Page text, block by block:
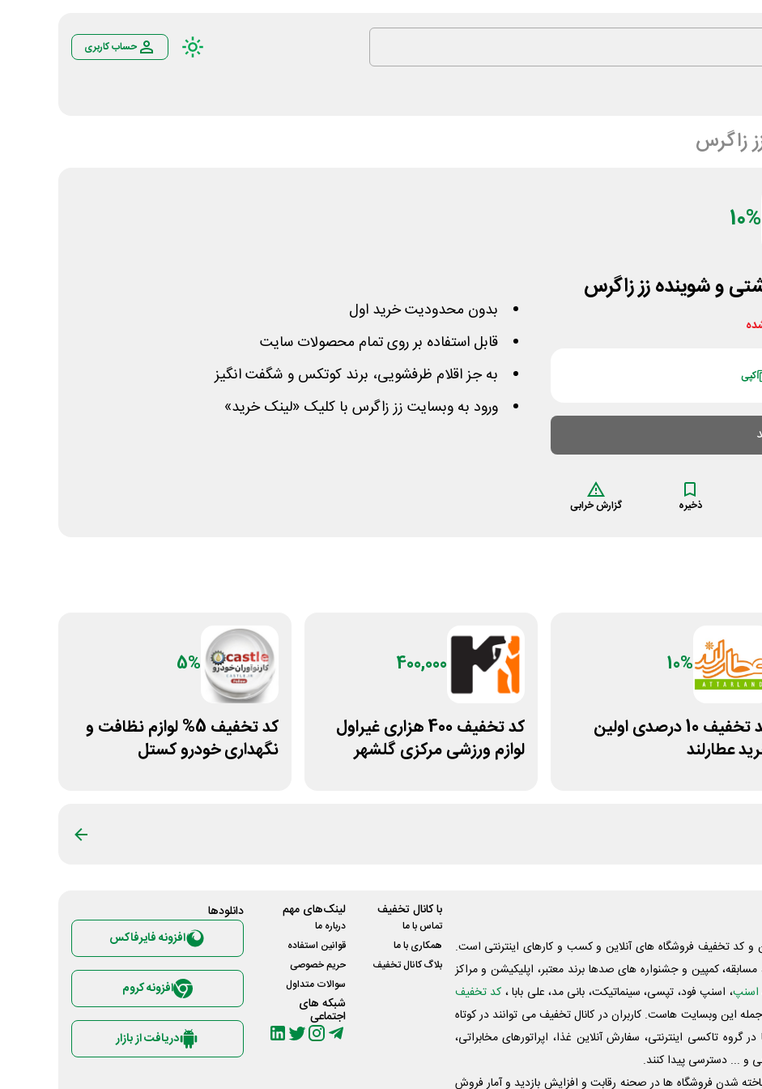
حساب کاربری
زاگرس
10%
و شوینده زز زاگرس
کپی
ذخیره گزارش خرابی
بدون محدودیت خرید اول
قابل استفاده بر روی تمام محصولات سایت
به جز اقلام ظرفشویی، برند کوتکس و شگفت انگیز
ورود به وبسایت زز زاگرس با کلیک «لینک خرید»
10%
کد تخفیف 10 درصدی اولین
عطارلند
400,000
کد تخفیف 400 هزاری غیراول
لوازم ورزشی مرکزی گلشهر
5%
کد تخفیف 5% لوازم نظافت و
نگهداری خودرو کستل
کد تخفیف فروشگاه های آنلاین و کسب و‌ کارهای اینترنتی است.
کمپین و جشنواره های صدها برند معتبر، اپلیکیشن و مراکز
اسنپ، اسنپ فود، تپسی، سینماتیکت، بانی مد، علی‌ بابا ، کد تخفیف
این وبسایت ‌هاست. کاربران در کانال تخفیف می توانند در کوتاه
تاکسی اینترنتی، سفارش آنلاین غذا، اپراتورهای مخابراتی،
و ... دسترسی پیدا کنند.
شدن فروشگاه ها در صحنه رقابت و افزایش بازدید و آمار فروش
با کانال تخفیف
تماس با ما
همکاری با ما
بلاگ کانال تخفیف
لینک‌های مهم
درباره ما
قوانین استفاده
حریم خصوصی
سوالات متداول
شبکه های
اجتماعی
دانلود‌ها
افزونه فایرفاکس
افزونه کروم
دریافت از بازار